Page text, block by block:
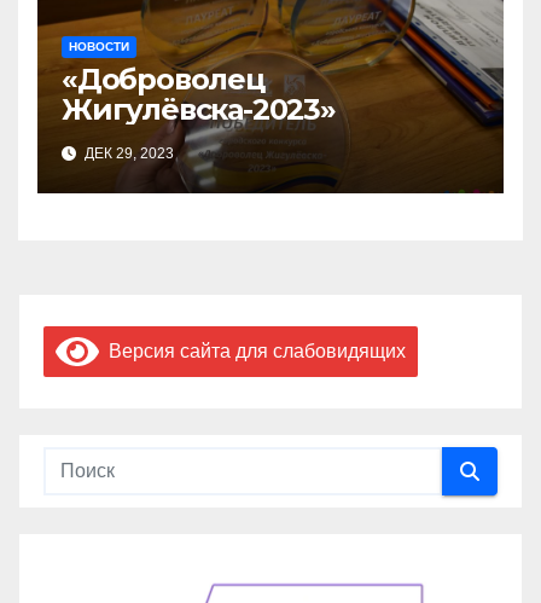
НОВОСТИ
«Доброволец
Жигулёвска-2023»
ДЕК 29, 2023
Версия сайта для слабовидящих